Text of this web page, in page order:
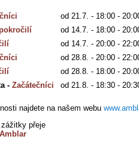
od 21.7. - 18:00 -
od 14.7. - 18:00 -
od 14.7. - 20:00 -
od 28.8. - 20:00 -
od 28.8. - 18:00 -
- Začátečníci od 21.8. - 18:30 -
najdete na našem webu
přeje